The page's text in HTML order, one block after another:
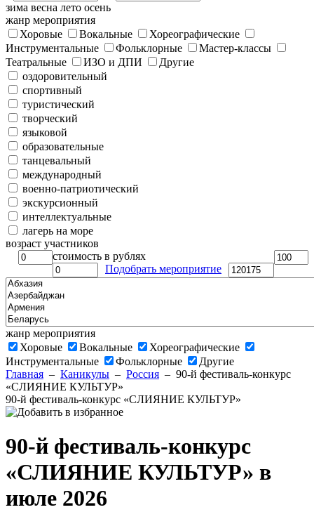
зима весна лето осень
жанр мероприятия
Хоровые
Вокальные
Хореографические
Инструментальные
Фольклорные
Мастер-классы
Театральные
ИЗО и ДПИ
Другие
оздоровительный
спортивный
туристический
творческий
языковой
образовательные
танцевальный
международный
военно-патриотический
экскурсионный
интеллектуальные
лагерь на море
возраст участников
стоимость в рублях
Подобрать мероприятие
жанр мероприятия
Хоровые
Вокальные
Хореографические
Инструментальные
Фольклорные
Другие
Главная – Каникулы – Россия – 90-й фестиваль-конкурс
«СЛИЯНИЕ КУЛЬТУР»
90-й фестиваль-конкурс «СЛИЯНИЕ КУЛЬТУР»
90-й фестиваль-конкурс
«СЛИЯНИЕ КУЛЬТУР» в
июле 2026